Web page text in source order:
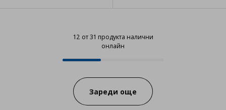
12 от 31 продукта налични
онлайн
12 от 31 продукта налични
Progress:
Зареди още